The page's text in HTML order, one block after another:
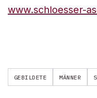
www.schloesser-
GEBILDETE MÄNNER